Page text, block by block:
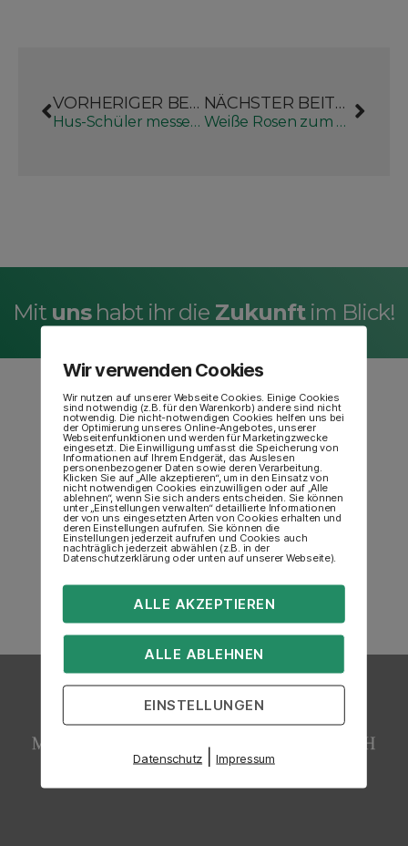
VORHERIGER BEITRAG
Hus-Schüler messen genau nach
NÄCHSTER BEITRAG
Weiße Rosen zum Pogrom-Gedenken in Naumburg
Mit unshabt ihr die Zukunftim Blick!
Wir verwenden Cookies
Wir nutzen auf unserer Webseite Cookies. Einige Cookies
sind notwendig (z.B. für den Warenkorb) andere sind nicht
notwendig. Die nicht-notwendigen Cookies helfen uns bei
der Optimierung unseres Online-Angebotes, unserer
Webseitenfunktionen und werden für Marketingzwecke
eingesetzt. Die Einwilligung umfasst die Speicherung von
Informationen auf Ihrem Endgerät, das Auslesen
personenbezogener Daten sowie deren Verarbeitung.
Klicken Sie auf „Alle akzeptieren“, um in den Einsatz von
nicht notwendigen Cookies einzuwilligen oder auf „Alle
ablehnen“, wenn Sie sich anders entscheiden. Sie können
unter „Einstellungen verwalten“ detaillierte Informationen
der von uns eingesetzten Arten von Cookies erhalten und
deren Einstellungen aufrufen. Sie können die
Einstellungen jederzeit aufrufen und Cookies auch
nachträglich jederzeit abwählen (z.B. in der
Datenschutzerklärung oder unten auf unserer Webseite).
ALLE AKZEPTIEREN
ALLE ABLEHNEN
EINSTELLUNGEN
Datenschutz |Impressum